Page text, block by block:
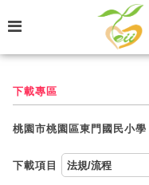
下載專區
桃園市桃園區東門國民小學
下載項目